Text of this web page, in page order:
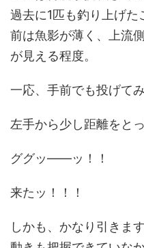
過去に1匹も釣り上げ
前は魚影が薄く、上流
が見える程度。
一応、手前でも投げて
左手から少し距離をと
ググッ――ッ！！
来たッ！！！
しかも、かなり引きま